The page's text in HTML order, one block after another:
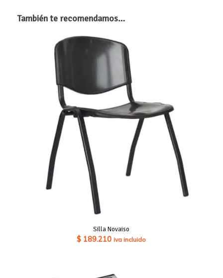
También te recomendamos…
Silla Novaiso
$ 189.210 iva incluido